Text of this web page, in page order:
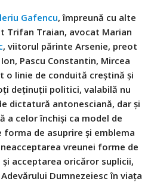
Gafencu, împreună cu alte
Trifan Traian, avocat Marian
, viitorul părinte Arsenie, preot
Pascu Constantin, Mircea
o linie de conduită creştină şi
deţinuţii politici, valabilă nu
dictatură antonesciană, dar şi
a celor închişi ca model de
de asuprire şi emblema
vreunei forme de
acceptarea oricăror suplicii,
Dumnezeiesc în viaţa